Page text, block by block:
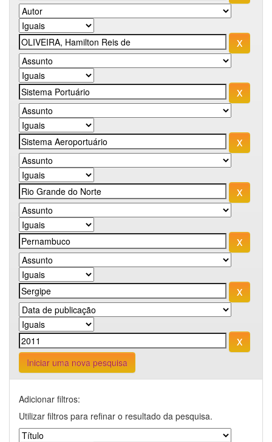
Iniciar uma nova pesquisa
Adicionar filtros:
Utilizar filtros para refinar o resultado da pesquisa.